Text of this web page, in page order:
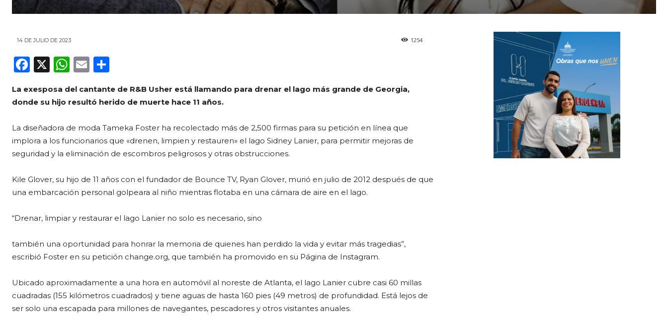
14 DE JULIO DE 2023 1254
F
c
b
o
o
k
X
W
a
A
p
p
E
ai m
ar
ti
r
La exesposa del cantante de R&B Usher está llamando para drenar el lago más grande de Georgia,
donde su hijo resultó herido de muerte hace 11 años.
La diseñadora de moda Tameka Foster ha recolectado más de 2,500 firmas para su petición en línea que
implora a los funcionarios que «drenen, limpien y restauren» el lago Sidney Lanier, para permitir mejoras de
seguridad y la eliminación de escombros peligrosos y otras obstrucciones.
Kile Glover, su hijo de 11 años con el fundador de Bounce TV, Ryan Glover, murió en julio de 2012 después de que
una embarcación personal golpeara al niño mientras flotaba en una cámara de aire en el lago.
“Drenar, limpiar y restaurar el lago Lanier no solo es necesario, sino
también una oportunidad para honrar la memoria de quienes han perdido la vida y evitar más tragedias”,
escribió Foster en su petición change.org, que también ha promovido en su Página de Instagram.
Ubicado aproximadamente a una hora en automóvil al noreste de Atlanta, el lago Lanier cubre casi 60 millas
cuadradas (155 kilómetros cuadrados) y tiene aguas de hasta 160 pies (49 metros) de profundidad. Está lejos de
ser solo una escapada para millones de navegantes, pescadores y otros visitantes anuales.